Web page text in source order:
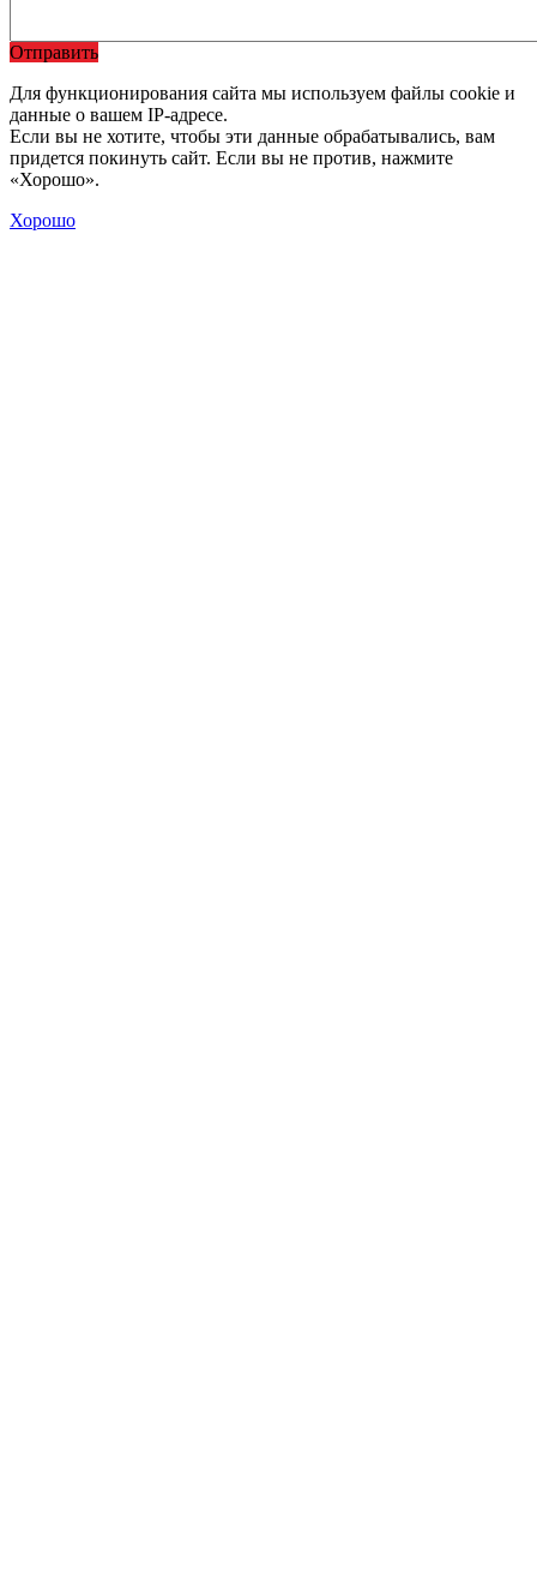
Отправить
Для функционирования сайта мы используем файлы cookie и
данные о вашем IP-адресе.
Если вы не хотите, чтобы эти данные обрабатывались, вам
придется покинуть сайт. Если вы не против, нажмите
«Хорошо».
Хорошо